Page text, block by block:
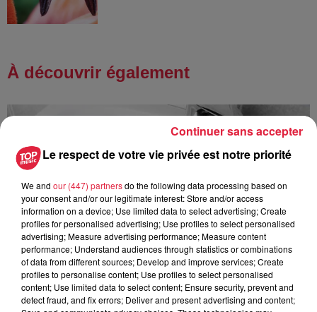
À découvrir également
Le respect de votre vie privée est notre priorité
We and our (447) partnersdo the following data processing based on
your consent and/or our legitimate interest: Store and/or access
information on a device; Use limited data to select advertising; Create
profiles for personalised advertising; Use profiles to select personalised
advertising; Measure advertising performance; Measure content
performance; Understand audiences through statistics or combinations
of data from different sources; Develop and improve services; Create
profiles to personalise content; Use profiles to select personalised
content; Use limited data to select content; Ensure security, prevent and
detect fraud, and fix errors; Deliver and present advertising and content;
Continuer sans accepter